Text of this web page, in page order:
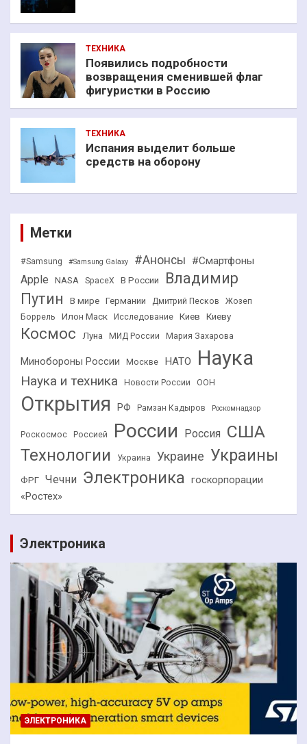
ТЕХНИКА
Появились подробности
возвращения сменившей флаг
фигуристки в Россию
ТЕХНИКА
Испания выделит больше
средств на оборону
Метки
#Samsung #Samsung Galaxy #Анонсы #Смартфоны
Apple NASA SpaceX В России
Владимир
Путин
В мире Германии Дмитрий Песков
Жозеп
Боррель
Илон Маск Исследование Киев Киеву
Космос Луна МИД России Мария Захарова
Минобороны России Москве НАТО Наука
Наука и техника Новости России ООН
Открытия РФ Рамзан Кадыров Роскомнадзор
Роскосмос Россией России Россия США
Технологии Украина Украине Украины
ФРГ Чечни Электроника госкорпорации
«Ростех»
Электроника
ЭЛЕКТРОНИКА